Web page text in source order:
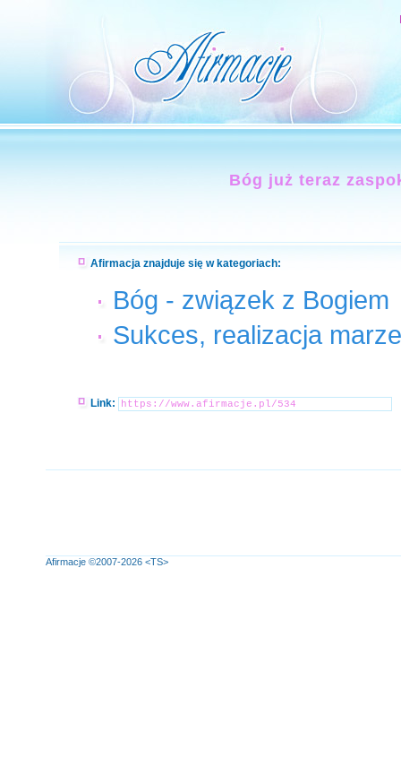
Bóg już teraz
Afirmacja znajduje się w kategoriach:
Bóg - związek z Bogiem
Sukces, realizacja
Link:
Afirmacje ©2007-2026 <TS>